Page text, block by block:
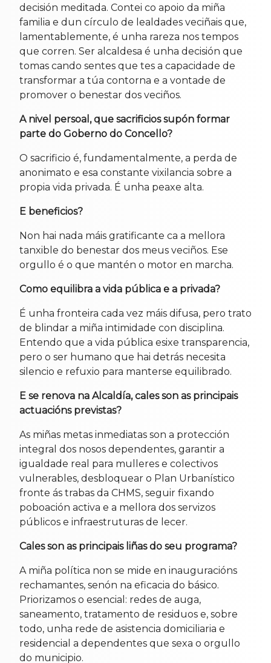
decisión meditada. Contei co apoio da miña
familia e dun círculo de lealdades veciñais que,
lamentablemente, é unha rareza nos tempos
que corren. Ser alcaldesa é unha decisión que
tomas cando sentes que tes a capacidade de
transformar a túa contorna e a vontade de
promover o benestar dos veciños.
A nivel persoal, que sacrificios supón formar
parte do Goberno do Concello?
O sacrificio é, fundamentalmente, a perda de
anonimato e esa constante vixilancia sobre a
propia vida privada. É unha peaxe alta.
E beneficios?
Non hai nada máis gratificante ca a mellora
tanxible do benestar dos meus veciños. Ese
orgullo é o que mantén o motor en marcha.
Como equilibra a vida pública e a privada?
É unha fronteira cada vez máis difusa, pero trato
de blindar a miña intimidade con disciplina.
Entendo que a vida pública esixe transparencia,
pero o ser humano que hai detrás necesita
silencio e refuxio para manterse equilibrado.
E se renova na Alcaldía, cales son as principais
actuacións previstas?
As miñas metas inmediatas son a protección
integral dos nosos dependentes, garantir a
igualdade real para mulleres e colectivos
vulnerables, desbloquear o Plan Urbanístico
fronte ás trabas da CHMS, seguir fixando
poboación activa e a mellora dos servizos
públicos e infraestruturas de lecer.
Cales son as principais liñas do seu programa?
A miña política non se mide en inauguracións
rechamantes, senón na eficacia do básico.
Priorizamos o esencial: redes de auga,
saneamento, tratamento de residuos e, sobre
todo, unha rede de asistencia domiciliaria e
residencial a dependentes que sexa o orgullo
do municipio.